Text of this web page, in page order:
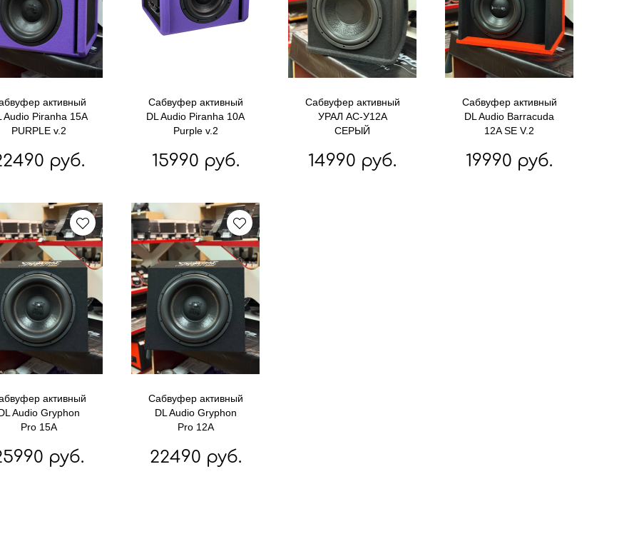
активный
Audio Piranha 15A
PURPLE v.2
руб.
Сабвуфер активный
DL Audio Piranha 10A
Purple v.2
15990 руб.
Сабвуфер активный
УРАЛ АС-У12А
СЕРЫЙ
14990 руб.
Сабвуфер активный
DL Audio Barracuda
12A SE V.2
19990 руб.
активный
Audio Gryphon
Pro 15A
руб.
Сабвуфер активный
DL Audio Gryphon
Pro 12A
22490 руб.